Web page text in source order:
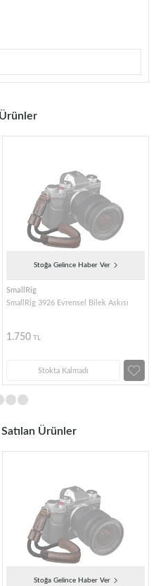
Stoğa Gelince Haber Ver
SmallRig
SmallRig 3926 Evrensel Bilek Askısı
1.750 TL
Stokta Kalmadı
Ürünler
Stoğa Gelince Haber Ver